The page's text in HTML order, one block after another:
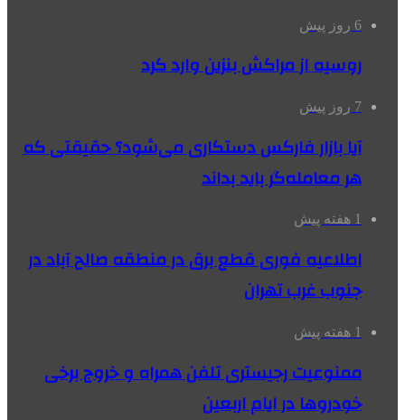
6 روز پیش
روسیه از مراکش بنزین وارد کرد
7 روز پیش
آیا بازار فارکس دستکاری می‌شود؟ حقیقتی که
هر معامله‌گر باید بداند
1 هفته پیش
اطلاعیه فوری قطع برق در منطقه صالح آباد در
جنوب غرب تهران
1 هفته پیش
ممنوعیت رجیستری تلفن همراه و خروج برخی
خودروها در ایام اربعین